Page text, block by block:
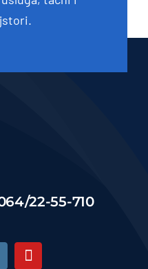
22-55-710